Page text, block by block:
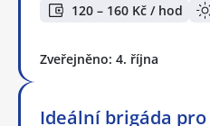
120 – 160 Kč / hod
Zveřejněno: 4. října
Ideální brigáda